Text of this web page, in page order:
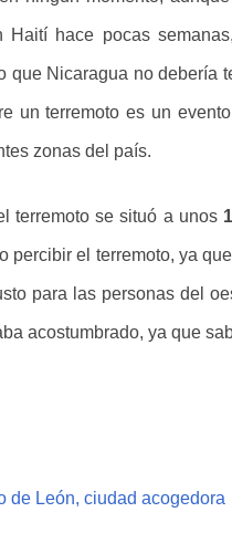
Haití hace pocas
que Nicaragua no debería
un terremoto es un
zonas del país.
terremoto se situó a unos
percibir el terremoto, ya
para las personas del
acostumbrado, ya que
de León, ciudad acogedora